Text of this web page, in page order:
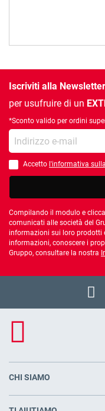
Iscriviti alla Newsletter
per usufruire di un
*Sconto valido per ordini
la tua e-mail
È necessario accettare
Accetto l'informativa
Compilando il modulo e
comunicati alle società del
informazioni sui loro prodotti
informazioni, conoscere i
Gruppo, consultare la nostra
CHI SIAMO